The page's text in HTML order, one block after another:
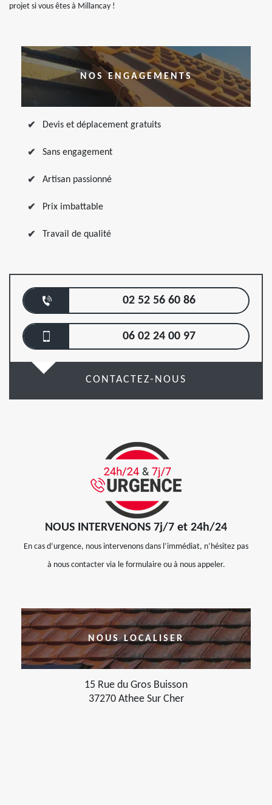
projet si vous êtes à Millancay !
NOS ENGAGEMENTS
Devis et déplacement gratuits
Sans engagement
Artisan passionné
Prix imbattable
Travail de qualité
02 52 56 60 86
06 02 24 00 97
CONTACTEZ-NOUS
NOUS INTERVENONS 7j/7 et 24h/24
En cas d’urgence, nous intervenons dans l’immédiat, n’hésitez pas
à nous contacter via le formulaire ou à nous appeler.
NOUS LOCALISER
15 Rue du Gros Buisson
37270 Athee Sur Cher